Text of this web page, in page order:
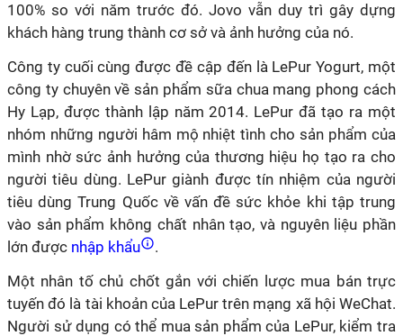
100% so với năm trước đó. Jovo vẫn duy trì gây dựng
khách hàng trung thành cơ sở và ảnh hưởng của nó.
Công ty cuối cùng được đề cập đến là LePur Yogurt, một
công ty chuyên về sản phẩm sữa chua mang phong cách
Hy Lạp, được thành lập năm 2014. LePur đã tạo ra một
nhóm những người hâm mộ nhiệt tình cho sản phẩm của
mình nhờ sức ảnh hưởng của thương hiệu họ tạo ra cho
người tiêu dùng. LePur giành được tín nhiệm của người
tiêu dùng Trung Quốc về vấn đề sức khỏe khi tập trung
vào sản phẩm không chất nhân tạo, và nguyên liệu phần
lớn được nhập khẩu
.
Một nhân tố chủ chốt gắn với chiến lược mua bán trực
tuyến đó là tài khoản của LePur trên mạng xã hội WeChat.
Người sử dụng có thể mua sản phẩm của LePur, kiểm tra